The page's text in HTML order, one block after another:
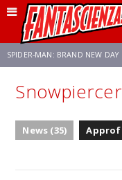
SPIDER-MAN: BRAND NEW DAY
FRANCO RICCIARDIELLO
Snowpiercer
News (35)